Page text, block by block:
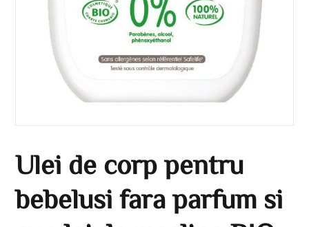
Ulei de corp pentru
bebelusi fara parfum si